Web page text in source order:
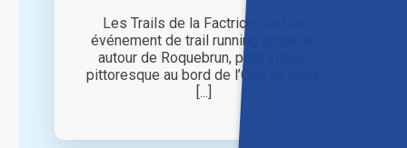
Les Trails de la Factrice sont un
événement de trail running organisé
autour de Roquebrun, petit village
pittoresque au bord de l’Orb, au cœur
[...]